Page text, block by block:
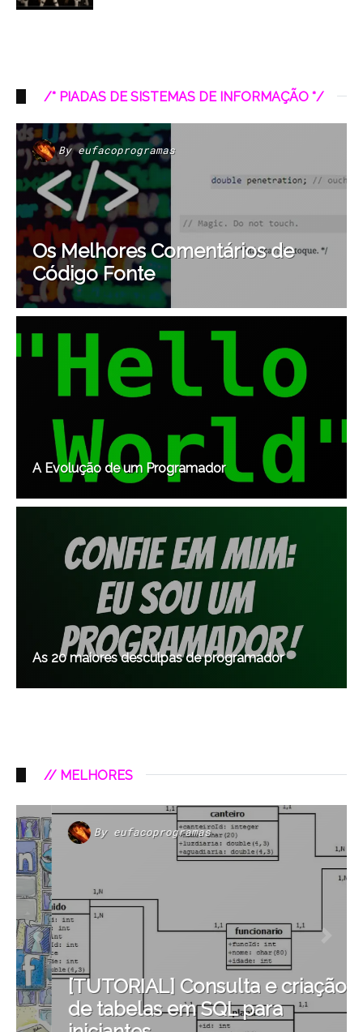
/* PIADAS DE SISTEMAS DE INFORMAÇÃO */
Byeufacoprogramas
Os Melhores Comentários de
Código Fonte
A Evolução de um Programador
As 20 maiores desculpas de programador
// MELHORES
Byeufacoprogramas
[TUTORIAL] Consulta e criação
de tabelas em SQL para